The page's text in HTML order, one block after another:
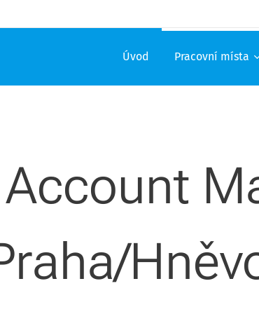
Úvod Pracovní místa